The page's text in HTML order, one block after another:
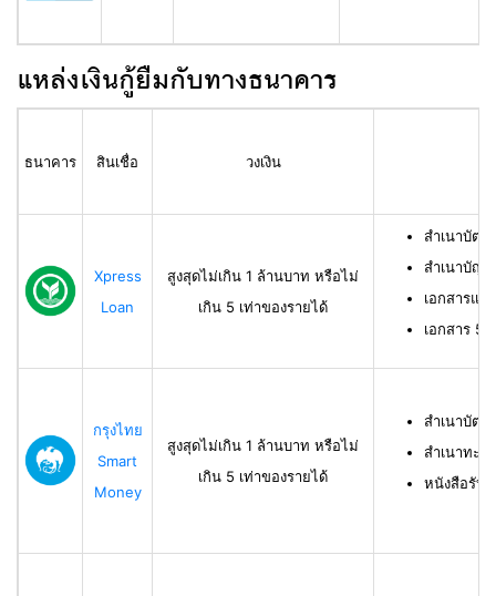
แหล่งเงินกู้ยืมกับทางธนาคาร
ธนาคาร สินเชื่อ วงเงิน
Xpress
Loan
สูงสุดไม่เกิน 1 ล้านบาท หรือไม่
เกิน 5 เท่าของรายได้
สำเนาบัตร
สำเนาบัญ
เอกสารแส
เอกสาร
กรุงไทย
Smart
Money
สูงสุดไม่เกิน 1 ล้านบาท หรือไม่
เกิน 5 เท่าของรายได้
สำเนาบัตร
สำเนาทะเ
หนังสือรับร